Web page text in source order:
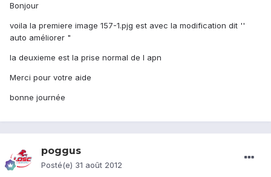
Bonjour
voila la premiere image 157-1.pjg est avec la modification dit ''
auto améliorer "
la deuxieme est la prise normal de l apn
Merci pour votre aide
bonne journée
poggus
Posté(e) 31 août 2012